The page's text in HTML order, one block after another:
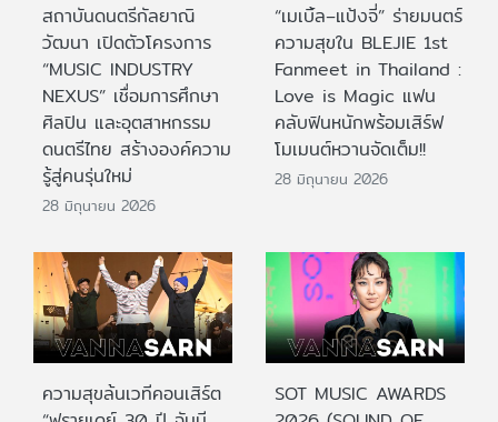
สถาบันดนตรีกัลยาณิ
วัฒนา เปิดตัวโครงการ
“MUSIC INDUSTRY
NEXUS” เชื่อมการศึกษา
ศิลปิน และอุตสาหกรรม
ดนตรีไทย สร้างองค์ความ
รู้สู่คนรุ่นใหม่
28 มิถุนายน 2026
“เมเบิ้ล–แป้งจี่” ร่ายมนตร์
ความสุขใน BLEJIE 1st
Fanmeet in Thailand :
Love is Magic แฟน
คลับฟินหนักพร้อมเสิร์ฟ
โมเมนต์หวานจัดเต็ม!!
28 มิถุนายน 2026
ความสุขล้นเวทีคอนเสิร์ต
SOT MUSIC AWARDS